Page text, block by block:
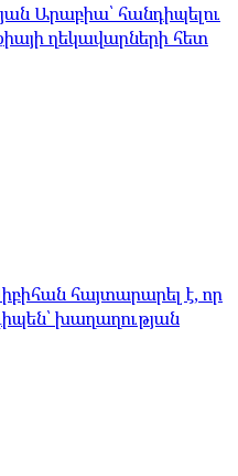
Արաբիա՝ հանդիպելու
ղեկավարների հետ
հայտարարել է, որ
խաղաղության